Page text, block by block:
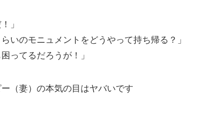
」
らいのモニュメントをどうやって持ち帰る？」
ってるだろうが！」
（妻）の本気の目はヤバいです